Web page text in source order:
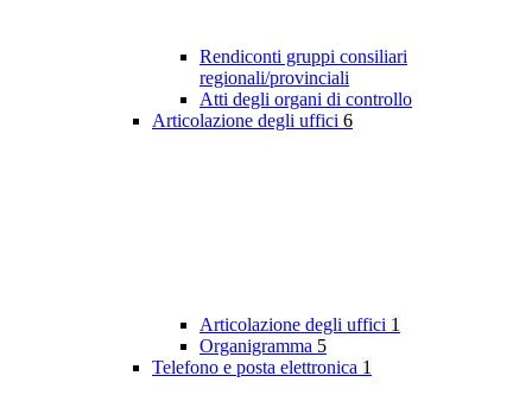
Rendiconti gruppi consiliari
regionali/provinciali
Atti degli organi di controllo
Articolazione degli uffici 6
Articolazione degli uffici 1
Organigramma 5
Telefono e posta elettronica 1